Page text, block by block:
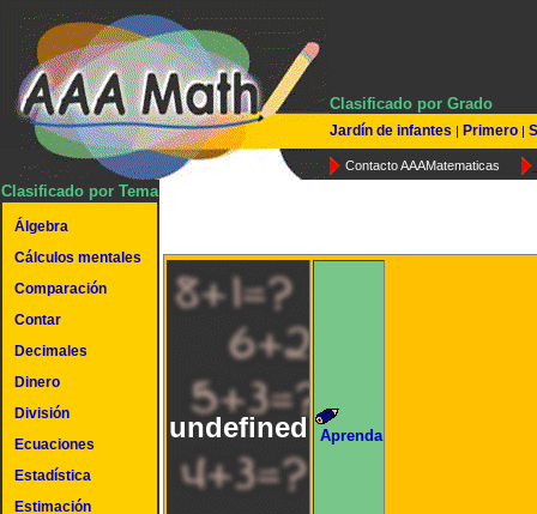
Clasificado por Grado
Jardín de infantes | Primero |
Contacto AAAMatematicas
Clasificado por Tema
Álgebra
Cálculos mentales
Comparación
Contar
Decimales
Dinero
División
Ecuaciones
Estadística
Estimación
undefined Aprenda